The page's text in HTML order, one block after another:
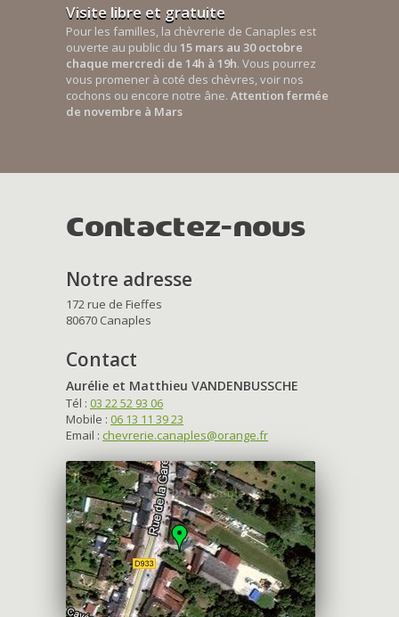
Visite libre et gratuite
Pour les familles, la chèvrerie de Canaples est
ouverte au public du 15 mars au 30 octobre
chaque mercredi de 14h à 19h. Vous pourrez
vous promener à coté des chèvres, voir nos
cochons ou encore notre âne. Attention fermée
de novembre à Mars
Contactez-nous
Notre adresse
172 rue de Fieffes
80670 Canaples
Contact
Aurélie et Matthieu VANDENBUSSCHE
Tél : 03 22 52 93 06
Mobile : 06 13 11 39 23
Email : chevrerie.canaples@orange.fr